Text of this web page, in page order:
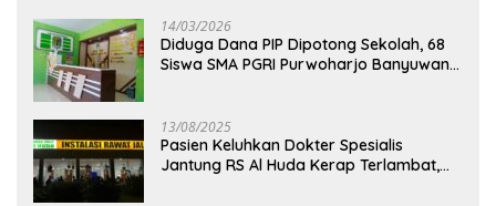
14/03/2026
Diduga Dana PIP Dipotong Sekolah, 68
Siswa SMA PGRI Purwoharjo Banyuwangi
13/08/2025
Pasien Keluhkan Dokter Spesialis
Jantung RS Al Huda Kerap Terlambat,